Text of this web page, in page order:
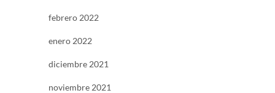
febrero 2022
enero 2022
diciembre 2021
noviembre 2021